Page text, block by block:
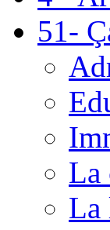
51-
La
La